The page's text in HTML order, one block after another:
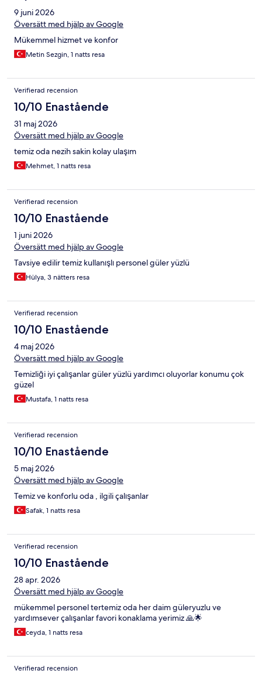
9 juni 2026
Översätt med hjälp av Google
Mükemmel hizmet ve konfor
Metin Sezgin, 1 natts resa
Verifierad recension
10/10 Enastående
31 maj 2026
Översätt med hjälp av Google
temiz oda nezih sakin kolay ulaşım
Mehmet, 1 natts resa
Verifierad recension
10/10 Enastående
1 juni 2026
Översätt med hjälp av Google
Tavsiye edilir temiz kullanışlı personel güler yüzlü
Hülya, 3 nätters resa
Verifierad recension
10/10 Enastående
4 maj 2026
Översätt med hjälp av Google
Temizliği iyi çalışanlar güler yüzlü yardımcı oluyorlar konumu çok
güzel
Mustafa, 1 natts resa
Verifierad recension
10/10 Enastående
5 maj 2026
Översätt med hjälp av Google
Temiz ve konforlu oda , ilgili çalışanlar
Safak, 1 natts resa
Verifierad recension
10/10 Enastående
28 apr. 2026
Översätt med hjälp av Google
mükemmel personel tertemiz oda her daim güleryuzlu ve
yardımsever çalışanlar favori konaklama yerimiz 🙏🌟
ceyda, 1 natts resa
Verifierad recension